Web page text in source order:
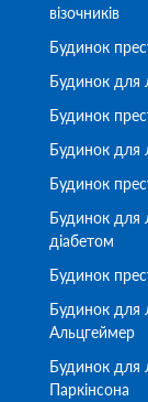
візочників
Будинок
Будинок для
Будинок
Будинок для
Будинок
Будинок для
діабетом
Будинок
Будинок для
Альцгеймер
Будинок для
Паркінсона